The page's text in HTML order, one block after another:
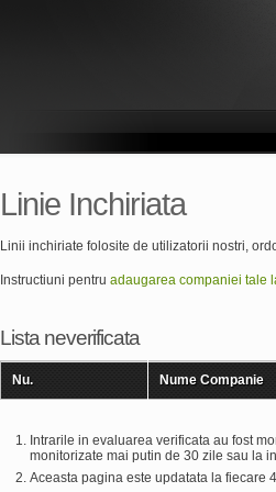
Linie Inchiriata
Linii inchiriate folosite de utilizatorii nostri,
Instructiuni pentru adaugarea companiei tale
Lista neverificata
Nu. Nume Companie
Intrarile in evaluarea verificata au fost
monitorizate mai putin de 30 zile sau la
Aceasta pagina este updatata la fiecare